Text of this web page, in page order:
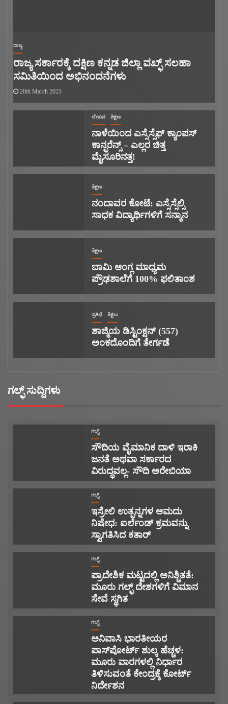
ರಾಜ್ಯ
ರಾಜ್ಯ ಸರ್ಕಾರಕ್ಕೆ ದಕ್ಷಿಣ ಕನ್ನಡ ಜಿಲ್ಲಾ ವಖ್ಫ್ ಸಲಹಾ
ಸಮಿತಿಯಿಂದ ಅಭಿನಂದನೆಗಳು
20th March 2025
ಲೇಖನ ಶಿಕ್ಷಣ
ನಾಳೆಯಿಂದ ಎಸ್ಸೆಸ್ಸೆಫ್ ಕ್ಯಾಂಪಸ್
ಕಾನ್ಫರೆನ್ಸ್‌ – ಎಲ್ಲರ ಚಿತ್ತ
ಮೈಸೂರಿನತ್ತ!
ಶಿಕ್ಷಣ
ನಂದಾವರ ಕೋಟೆ: ಎಸ್ಸೆಸ್ಸೆಲ್ಸಿ
ಸಾಧಕ ವಿದ್ಯಾರ್ಥಿಗಳಿಗೆ ಸನ್ಮಾನ
ಶಿಕ್ಷಣ
ಬಾಮಿ ಆಂಗ್ಲ ಮಾಧ್ಯಮ
ಪ್ರೌಢಶಾಲೆಗೆ 100% ಫಲಿತಾಂಶ
ಪ್ರತಿಭೆ ಶಿಕ್ಷಣ
ಶಾಜ್ಮಿಯ ಡಿಸ್ಟಿಂಕ್ಷನ್ (557)
ಅಂಕದೊಂದಿಗೆ ತೇರ್ಗಡೆ
ಗಲ್ಫ್ ಸುದ್ದಿಗಳು
ಗಲ್ಫ್
ಸೌದಿಯ ವೈಮಾನಿಕ ದಾಳಿ ಇರಾಕಿ
ಜನತೆ ಅಥವಾ ಸರ್ಕಾರದ
ವಿರುದ್ಧವಲ್ಲ- ಸೌದಿ ಅರೇಬಿಯಾ
ಗಲ್ಫ್
ಇಸ್ರೇಲಿ ಉತ್ಪನ್ನಗಳ ಆಮದು
ನಿಷೇಧ: ಐರ್ಲೆಂಡ್ ಕ್ರಮವನ್ನು
ಸ್ವಾಗತಿಸಿದ ಕತಾರ್
ಗಲ್ಫ್
ಪ್ರಾದೇಶಿಕ ಮಟ್ಟದಲ್ಲಿ ಅನಿಶ್ಚಿತತೆ:
ಮೂರು ಗಲ್ಫ್ ದೇಶಗಳಿಗೆ ವಿಮಾನ
ಸೇವೆ ಸ್ಥಗಿತ
ಗಲ್ಫ್
ಅನಿವಾಸಿ ಭಾರತೀಯರ
ಪಾಸ್‌ಪೋರ್ಟ್ ಶುಲ್ಕ ಹೆಚ್ಚಳ:
ಮೂರು ವಾರಗಳಲ್ಲಿ ನಿರ್ಧಾರ
ತಿಳಿಸುವಂತೆ ಕೇಂದ್ರಕ್ಕೆ ಕೋರ್ಟ್
ನಿರ್ದೇಶನ